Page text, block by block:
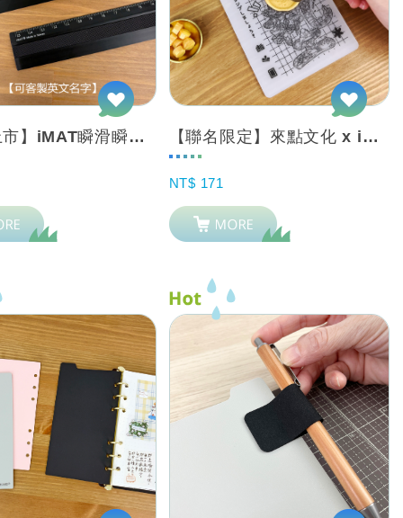
【新品上市】iMAT瞬滑瞬止尺_可客製英文名_15cm黯黑 切割/畫線/撕紙/寫... 【聯名限定】來點文化 x iMAT 墊墊 矽膠印章墊 封蠟章 附吸附片
NT$ 171